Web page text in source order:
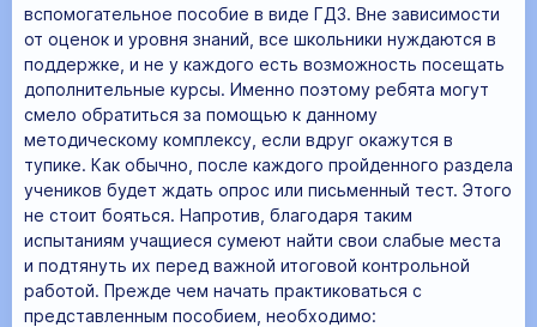
вспомогательное пособие в виде ГДЗ. Вне зависимости
от оценок и уровня знаний, все школьники нуждаются в
поддержке, и не у каждого есть возможность посещать
дополнительные курсы. Именно поэтому ребята могут
смело обратиться за помощью к данному
методическому комплексу, если вдруг окажутся в
тупике. Как обычно, после каждого пройденного раздела
учеников будет ждать опрос или письменный тест. Этого
не стоит бояться. Напротив, благодаря таким
испытаниям учащиеся сумеют найти свои слабые места
и подтянуть их перед важной итоговой контрольной
работой. Прежде чем начать практиковаться с
представленным пособием, необходимо: